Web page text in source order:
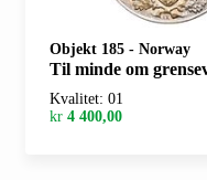
Objekt 185 - Norway
Til minde om grensevagten 1905.
Kvalitet: 01
kr 4 400,00